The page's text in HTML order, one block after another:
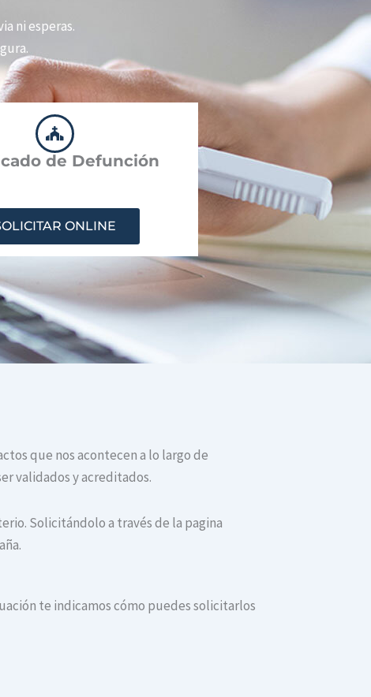
ni esperas.
de Defunción
ONLINE
que nos acontecen a lo largo de
validados y acreditados.
Solicitándolo a través de la pagina
te indicamos cómo puedes solicitarlos